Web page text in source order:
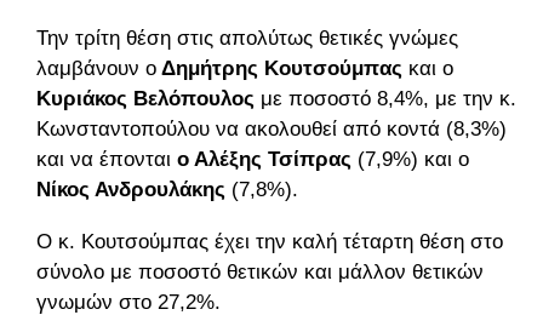
Την τρίτη θέση στις απολύτως θετικές γνώμες
λαμβάνουν ο Δημήτρης Κουτσούμπας και ο
Κυριάκος Βελόπουλος με ποσοστό 8,4%, με την κ.
Κωνσταντοπούλου να ακολουθεί από κοντά (8,3%)
και να έπονται ο Αλέξης Τσίπρας (7,9%) και ο
Νίκος Ανδρουλάκης (7,8%).
Ο κ. Κουτσούμπας έχει την καλή τέταρτη θέση στο
σύνολο με ποσοστό θετικών και μάλλον θετικών
γνωμών στο 27,2%.